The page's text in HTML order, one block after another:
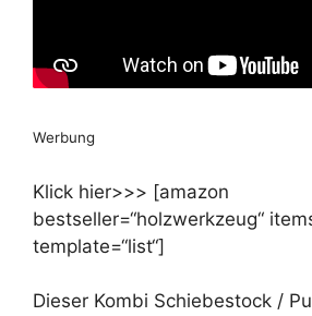
Werbung
Klick hier>>> [amazon
bestseller=“holzwerkzeug“
template=“list“]
Dieser Kombi Schiebestock /